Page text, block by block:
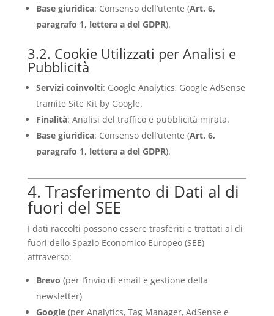
Base giuridica: Consenso dell’utente (Art. 6,
paragrafo 1, lettera a del GDPR).
3.2. Cookie Utilizzati per Analisi e
Pubblicità
Servizi coinvolti: Google Analytics, Google AdSense
tramite Site Kit by Google.
Finalità: Analisi del traffico e pubblicità mirata.
Base giuridica: Consenso dell’utente (Art. 6,
paragrafo 1, lettera a del GDPR).
4. Trasferimento di Dati al di
fuori del SEE
I dati raccolti possono essere trasferiti e trattati al di
fuori dello Spazio Economico Europeo (SEE)
attraverso:
Brevo (per l’invio di email e gestione della
newsletter)
Google(per Analytics, Tag Manager, AdSense e